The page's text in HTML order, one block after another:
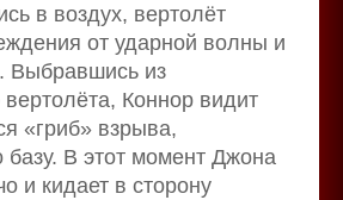
в воздух, вертолёт
от ударной волны и
Выбравшись из
вертолёта, Коннор видит
«гриб» взрыва,
базу. В этот момент Джона
и кидает в сторону